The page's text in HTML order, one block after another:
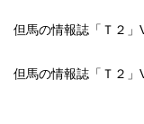
但馬の情報誌「Ｔ２
但馬の情報誌「Ｔ２